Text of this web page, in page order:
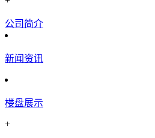
公司简介
新闻资讯
楼盘展示
+